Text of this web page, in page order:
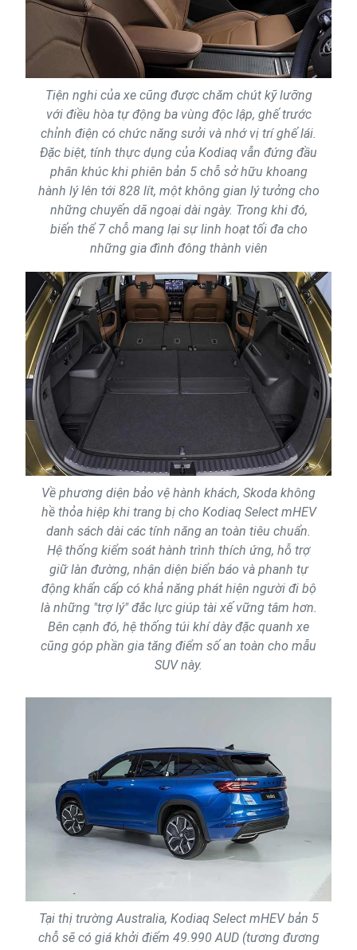
Tiện nghi của xe cũng được chăm chút kỹ lưỡng
với điều hòa tự động ba vùng độc lập, ghế trước
chỉnh điện có chức năng sưởi và nhớ vị trí ghế lái.
Đặc biệt, tính thực dụng của Kodiaq vẫn đứng đầu
phân khúc khi phiên bản 5 chỗ sở hữu khoang
hành lý lên tới 828 lít, một không gian lý tưởng cho
những chuyến dã ngoại dài ngày. Trong khi đó,
biến thể 7 chỗ mang lại sự linh hoạt tối đa cho
những gia đình đông thành viên
Về phương diện bảo vệ hành khách, Skoda không
hề thỏa hiệp khi trang bị cho Kodiaq Select mHEV
danh sách dài các tính năng an toàn tiêu chuẩn.
Hệ thống kiểm soát hành trình thích ứng, hỗ trợ
giữ làn đường, nhận diện biển báo và phanh tự
động khẩn cấp có khả năng phát hiện người đi bộ
là những "trợ lý" đắc lực giúp tài xế vững tâm hơn.
Bên cạnh đó, hệ thống túi khí dày đặc quanh xe
cũng góp phần gia tăng điểm số an toàn cho mẫu
SUV này.
Tại thị trường Australia, Kodiaq Select mHEV bản 5
chỗ sẽ có giá khởi điểm 49.990 AUD (tương đương